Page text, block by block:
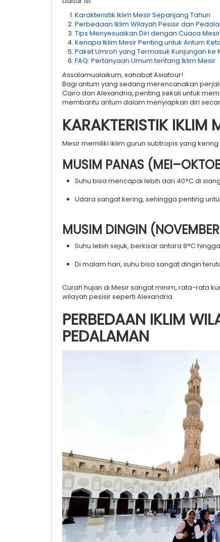
Karakteristik Iklim Mesir Sepanjang Tahun
Perbedaan Iklim Wilayah Pesisir dan
Tips Menyesuaikan Diri dengan Cuaca Mesir
Kenapa Iklim Mesir Penting untuk Antum
Paket Umroh yang Termasuk Kunjungan ke
FAQ: Pertanyaan Umum tentang Iklim Mesir
Assalamualaikum, sahabat Asiatour!
Bagi antum yang sedang merencanakan
Cairo dan Alexandria, penting sekali untuk
membantu antum dalam menyiapkan diri
KARAKTERISTIK IKLIM
Mesir memiliki iklim gurun subtropis yang
MUSIM PANAS
Suhu bisa mencapai lebih dari 40°C di
Udara sangat kering, sehingga penting
MUSIM DINGIN
Suhu lebih sejuk, berkisar antara 8°C
Di malam hari, suhu bisa sangat dingin
Curah hujan di Mesir sangat minim, rata-rata
wilayah pesisir seperti Alexandria.
PERBEDAAN IKLIM
PEDALAMAN